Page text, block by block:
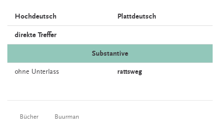
Hochdeutsch Plattdeutsch
direkte Treffer
Substantive
ohne Unterlass rattsweg
Bücher Buurman